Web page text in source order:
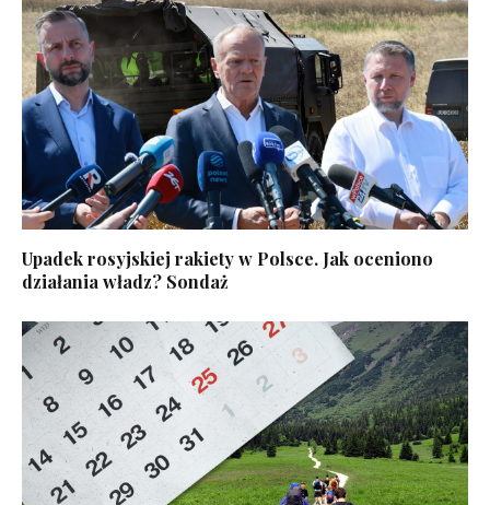
Upadek rosyjskiej rakiety w Polsce. Jak oceniono
działania władz? Sondaż